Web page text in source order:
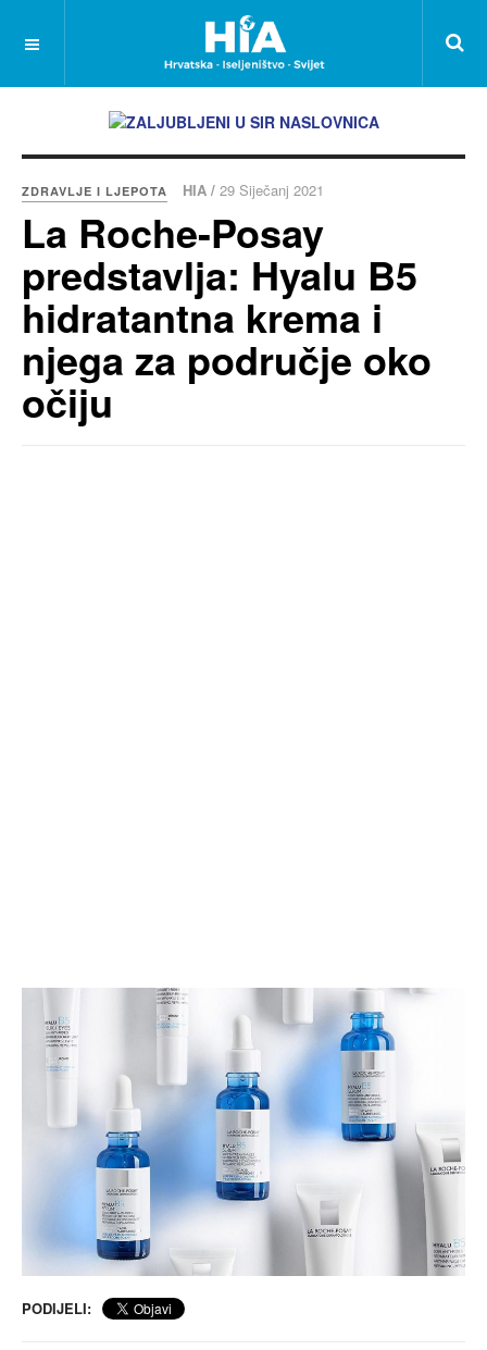
ZDRAVLJE I LJEPOTA HIA / 29 Siječanj 2021
La Roche-Posay
predstavlja: Hyalu B5
hidratantna krema i
njega za područje oko
očiju
PODIJELI: